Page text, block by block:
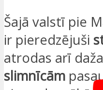
Šajā valstī pie
ir pieredzējuši
atrodas arī
slimnīcām